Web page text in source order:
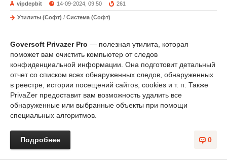
vipdepbit 14-09-2024, 09:50 261
Утилиты (Софт) / Система (Софт)
Goversoft Privazer Pro — полезная утилита, которая
поможет вам очистить компьютер от следов
конфиденциальной информации. Она подготовит детальный
отчет со списком всех обнаруженных следов, обнаруженных
в реестре, истории посещений сайтов, cookies и т. п. Также
PrivaZer предоставит вам возможность удалить все
обнаруженные или выбранные объекты при помощи
специальных алгоритмов.
0
Подробнее